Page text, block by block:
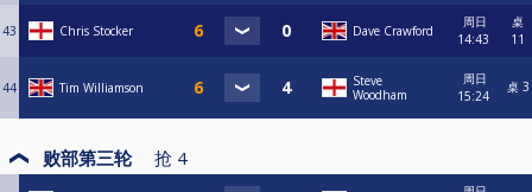
43 Chris Stocker Dave Crawford
周日
14:43
桌
11
44 Tim Williamson
Steve
Woodham
周日
15:24
桌 3
败部第三轮 抢 4